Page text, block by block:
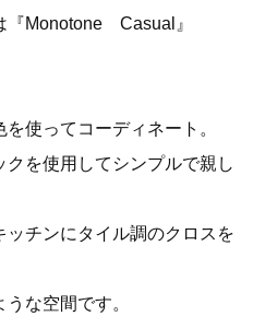
『Monotone Casual』
使ってコーディネート。
を使用してシンプルで親し
チンにタイル調のクロスを
な空間です。